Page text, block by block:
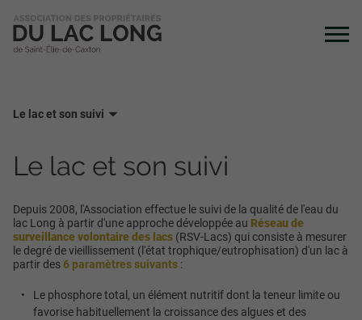
Le lac et son suivi
Le lac et son suivi
Depuis 2008, l'Association effectue le suivi de la qualité de l'eau du
lac Long à partir d'une approche développée au Réseau de
surveillance volontaire des lacs (RSV-Lacs) qui consiste à mesurer
le degré de vieillissement (l'état trophique/eutrophisation) d'un lac à
partir des6 paramètres suivants :
Le phosphore total, un élément nutritif dont la teneur limite ou
favorise habituellement la croissance des algues et des